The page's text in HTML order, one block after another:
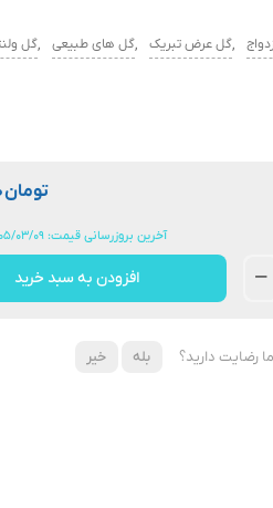
,گل عرض تبریک ,گل های طبیعی ,گل
تومان
آخرین بروزرسانی قیمت: ۱۴۰۵/۰۳/۰۹
افزودن به سبد خرید
رضایت دارید؟ بله خیر